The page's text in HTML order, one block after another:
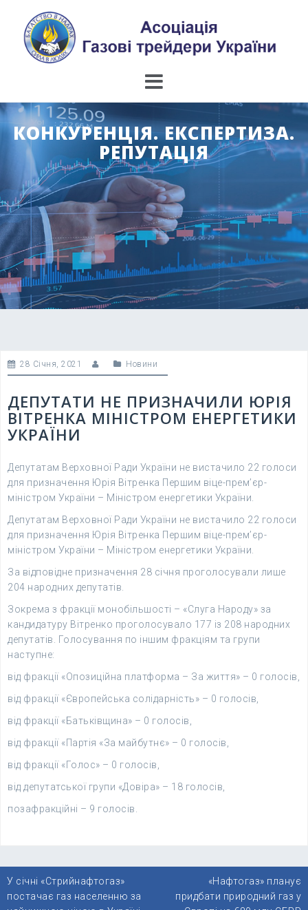
content
КОНКУРЕНЦІЯ. ЕКСПЕРТИЗА.
РЕПУТАЦІЯ
28 Січня, 2021 Новини
ДЕПУТАТИ НЕ ПРИЗНАЧИЛИ ЮРІЯ
ВІТРЕНКА МІНІСТРОМ ЕНЕРГЕТИКИ
УКРАЇНИ
Депутатам Верховної Ради України не вистачило 22 голоси
для призначення Юрія Вітренка Першим віце-прем’єр-
міністром України – Міністром енергетики України.
Депутатам Верховної Ради України не вистачило 22 голоси
для призначення Юрія Вітренка Першим віце-прем’єр-
міністром України – Міністром енергетики України.
За відповідне призначення 28 січня проголосували лише
204 народних депутатів.
Зокрема з фракції монобільшості – «Слуга Народу» за
кандидатуру Вітренко проголосувало 177 із 208 народних
депутатів. Голосування по іншим фракціям та групи
наступне:
від фракції «Опозиційна платформа – За життя» – 0 голосів,
від фракції «Європейська солідарність» – 0 голосів,
від фракції «Батьківщина» – 0 голосів,
від фракції «Партія «За майбутнє» – 0 голосів,
від фракції «Голос» – 0 голосів,
від депутатської групи «Довіра» – 18 голосів,
позафракційні – 9 голосів.
Навігація
записів
У січні «Стрийнафтогаз»
постачає газ населенню за
«Нафтогаз» планує
придбати природний газ у